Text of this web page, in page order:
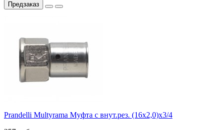
Предзаказ
Prandelli Multyrama Муфта с внут.рез. (16х2,0)х3/4